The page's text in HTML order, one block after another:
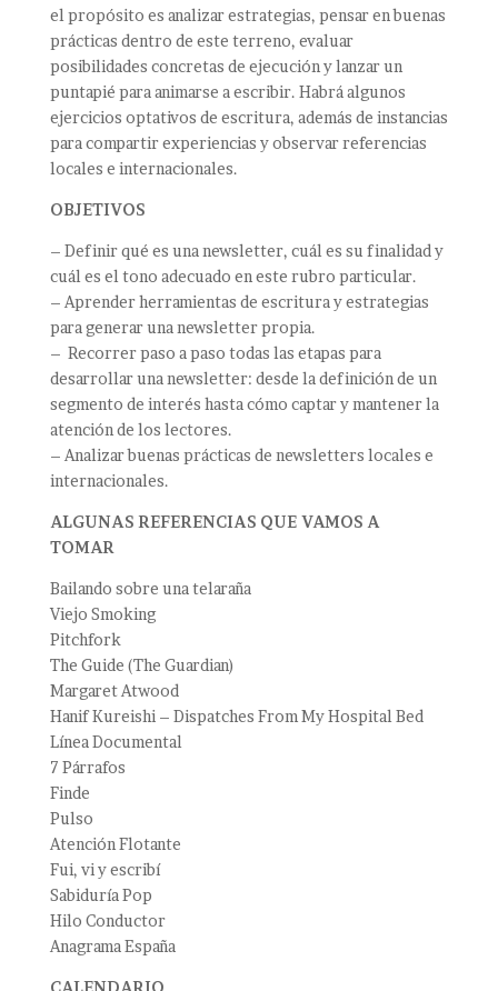
el propósito es analizar estrategias, pensar en buenas
prácticas dentro de este terreno, evaluar
posibilidades concretas de ejecución y lanzar un
puntapié para animarse a escribir. Habrá algunos
ejercicios optativos de escritura, además de instancias
para compartir experiencias y observar referencias
locales e internacionales.
OBJETIVOS
– Definir qué es una newsletter, cuál es su finalidad y
cuál es el tono adecuado en este rubro particular.
– Aprender herramientas de escritura y estrategias
para generar una newsletter propia.
– Recorrer paso a paso todas las etapas para
desarrollar una newsletter: desde la definición de un
segmento de interés hasta cómo captar y mantener la
atención de los lectores.
– Analizar buenas prácticas de newsletters locales e
internacionales.
ALGUNAS REFERENCIAS QUE VAMOS A
TOMAR
Bailando sobre una telaraña
Viejo Smoking
Pitchfork
The Guide (The Guardian)
Margaret Atwood
Hanif Kureishi – Dispatches From My Hospital Bed
Línea Documental
7 Párrafos
Finde
Pulso
Atención Flotante
Fui, vi y escribí
Sabiduría Pop
Hilo Conductor
Anagrama España
CALENDARIO